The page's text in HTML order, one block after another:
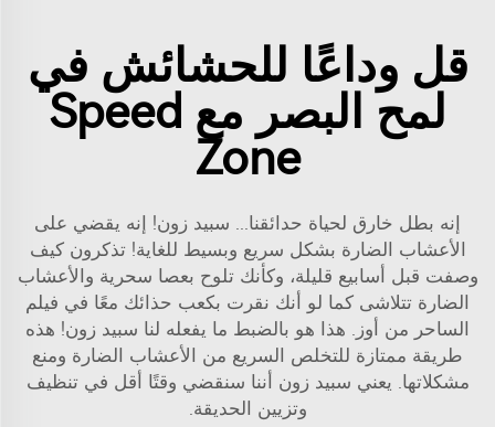
قل وداعًا للحشائش في
لمح البصر مع Speed
Zone
إنه بطل خارق لحياة حدائقنا... سبيد زون! إنه يقضي على
الأعشاب الضارة بشكل سريع وبسيط للغاية! تذكرون كيف
وصفت قبل أسابيع قليلة، وكأنك تلوح بعصا سحرية والأعشاب
الضارة تتلاشى كما لو أنك نقرت بكعب حذائك معًا في فيلم
الساحر من أوز. هذا هو بالضبط ما يفعله لنا سبيد زون! هذه
طريقة ممتازة للتخلص السريع من الأعشاب الضارة ومنع
مشكلاتها. يعني سبيد زون أننا سنقضي وقتًا أقل في تنظيف
وتزيين الحديقة.